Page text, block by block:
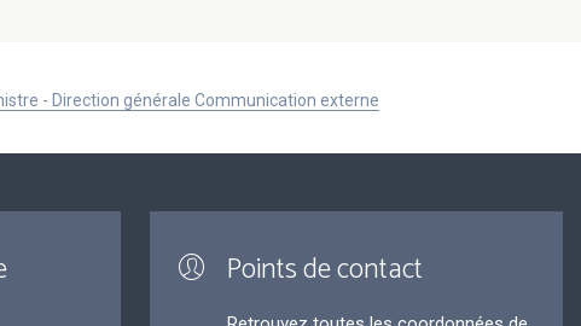
- Direction générale Communication externe
Points de contact